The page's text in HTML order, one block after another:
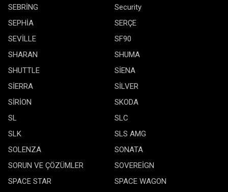
SEBRİNG
Security
SEPHİA
SERÇE
SEVİLLE
SF90
SHARAN
SHUMA
SHUTTLE
SİENA
SİERRA
SİLVER
SİRİON
SKODA
SL
SLC
SLK
SLS AMG
SOLENZA
SONATA
SORUN VE ÇÖZÜMLER
SOVEREİGN
SPACE STAR
SPACE WAGON